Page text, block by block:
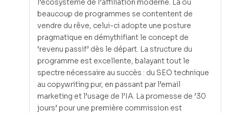
beaucoup de programmes se contentent de
vendre du rêve, celui-ci adopte une posture
pragmatique en démythifiant le concept de
‘revenu passif’ dès le départ. La structure du
programme est excellente, balayant tout le
spectre nécessaire au succès : du SEO technique
au copywriting pur, en passant par l’email
marketing et l’usage de l’IA. La promesse de ’30
jours’ pour une première commission est